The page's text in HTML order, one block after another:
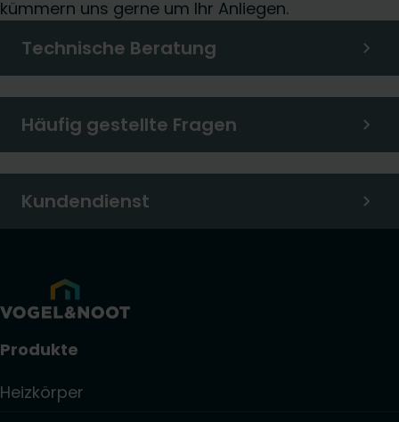
kümmern uns gerne um Ihr Anliegen.
Technische Beratung
Häufig gestellte Fragen
Kundendienst
Produkte
Heizkörper